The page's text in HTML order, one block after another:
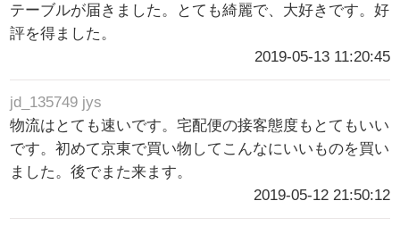
テーブルが届きました。とても綺麗で、大好きです。好
評を得ました。
2019-05-13 11:20:45
jd_135749 jys
物流はとても速いです。宅配便の接客態度もとてもいい
です。初めて京東で買い物してこんなにいいものを買い
ました。後でまた来ます。
2019-05-12 21:50:12